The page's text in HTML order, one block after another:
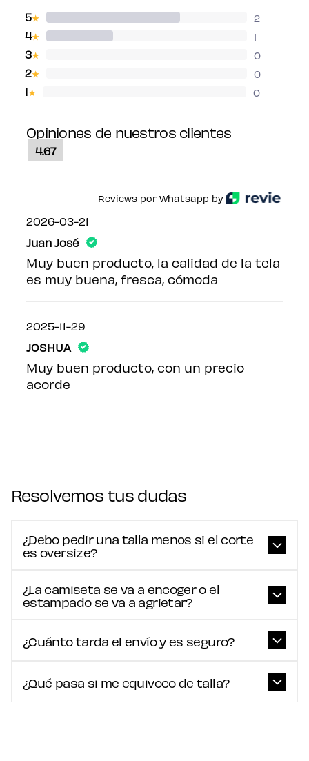
5★ 2
4★ 1
3★ 0
2★ 0
1★ 0
Opiniones de nuestros clientes
4.67
Reviews por Whatsapp by
2026-03-21
Juan José
Muy buen producto, la calidad de la tela
es muy buena, fresca, cómoda
2025-11-29
JOSHUA
Muy buen producto, con un precio
acorde
Resolvemos tus dudas
¿Debo pedir una talla menos si el corte
es oversize?
¿La camiseta se va a encoger o el
estampado se va a agrietar?
¿Cuánto tarda el envío y es seguro?
¿Qué pasa si me equivoco de talla?